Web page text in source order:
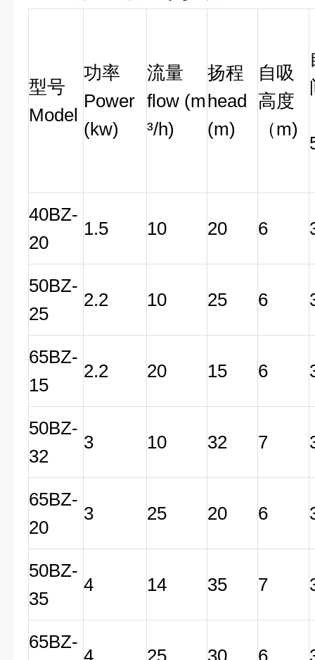
型号
Model
功率
Power
(kw)
流量
flow (m
³/h)
扬程
head
(m)
自吸
高度
（m)
40BZ-
20
1.5 10 20 6
50BZ-
25
2.2 10 25 6
65BZ-
15
2.2 20 15 6
50BZ-
32
3 10 32 7
65BZ-
20
3 25 20 6
50BZ-
35
4 14 35 7
65BZ-
4 25 30 6